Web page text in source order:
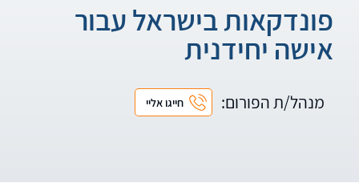
פונדקאות בישראל עבור
אישה יחידנית
מנהל/ת הפורום: חייגו אליי